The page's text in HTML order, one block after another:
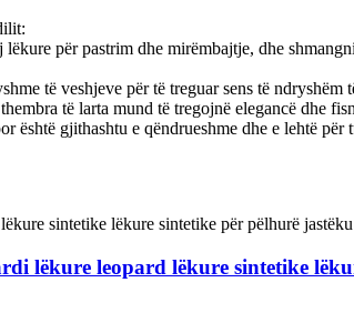
për pastrim dhe mirëmbajtje, dhe
të veshjeve për të treguar sens të
të larta mund të tregojnë elegancë dhe
gjithashtu e qëndrueshme dhe e lehtë për
lëkure leopard lëkure sintetike